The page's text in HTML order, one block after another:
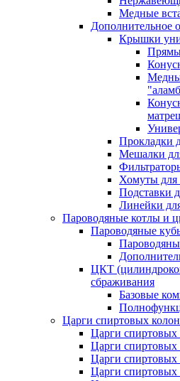
Медные
Дополнительное
Крышки
Прокладки
Мешалки
Хомуты для
Подставки
Линейки
Пароводяные котлы и
Пароводяные
ЦКТ
сбраживания
Базовые
Царги спиртовых
Царги спиртовых
Царги спиртовых
Царги
Царги